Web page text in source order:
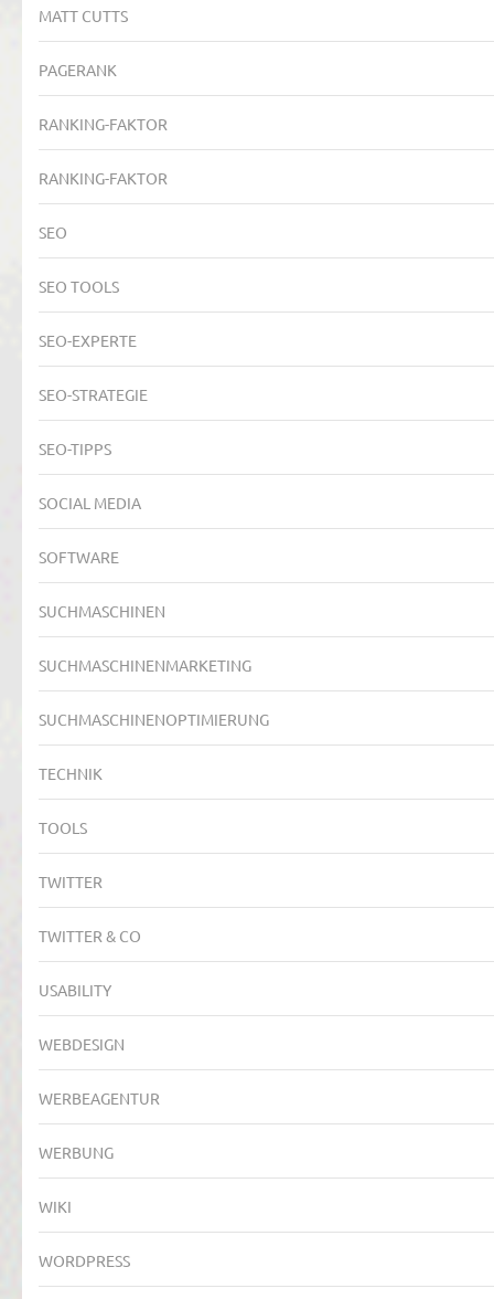
MATT CUTTS
PAGERANK
RANKING-FAKTOR
RANKING-FAKTOR
SEO
SEO TOOLS
SEO-EXPERTE
SEO-STRATEGIE
SEO-TIPPS
SOCIAL MEDIA
SOFTWARE
SUCHMASCHINEN
SUCHMASCHINENMARKETING
SUCHMASCHINENOPTIMIERUNG
TECHNIK
TOOLS
TWITTER
TWITTER & CO
USABILITY
WEBDESIGN
WERBEAGENTUR
WERBUNG
WIKI
WORDPRESS